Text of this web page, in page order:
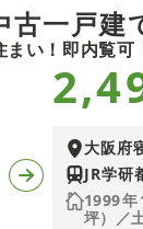
一戸建
大阪府
JR学研
1999
坪）／